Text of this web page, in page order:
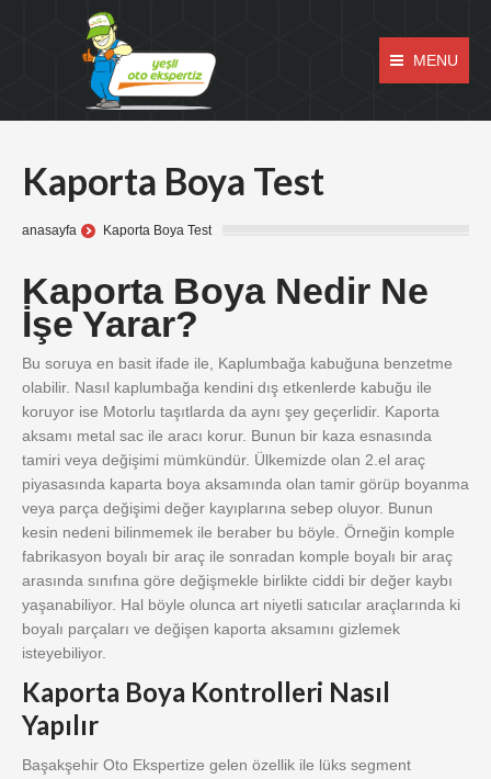
MENU
Kaporta Boya Test
anasayfa Kaporta Boya Test
Kaporta Boya Nedir Ne
İşe Yarar?
Bu soruya en basit ifade ile, Kaplumbağa kabuğuna benzetme
olabilir. Nasıl kaplumbağa kendini dış etkenlerde kabuğu ile
koruyor ise Motorlu taşıtlarda da aynı şey geçerlidir. Kaporta
aksamı metal sac ile aracı korur. Bunun bir kaza esnasında
tamiri veya değişimi mümkündür. Ülkemizde olan 2.el araç
piyasasında kaparta boya aksamında olan tamir görüp boyanma
veya parça değişimi değer kayıplarına sebep oluyor. Bunun
kesin nedeni bilinmemek ile beraber bu böyle. Örneğin komple
fabrikasyon boyalı bir araç ile sonradan komple boyalı bir araç
arasında sınıfına göre değişmekle birlikte ciddi bir değer kaybı
yaşanabiliyor. Hal böyle olunca art niyetli satıcılar araçlarında ki
boyalı parçaları ve değişen kaporta aksamını gizlemek
isteyebiliyor.
Kaporta Boya Kontrolleri Nasıl
Yapılır
Başakşehir Oto Ekspertize gelen özellik ile lüks segment